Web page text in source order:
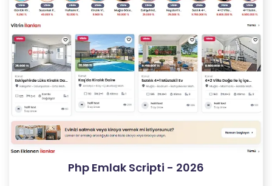
Php Emlak Scripti - 2026